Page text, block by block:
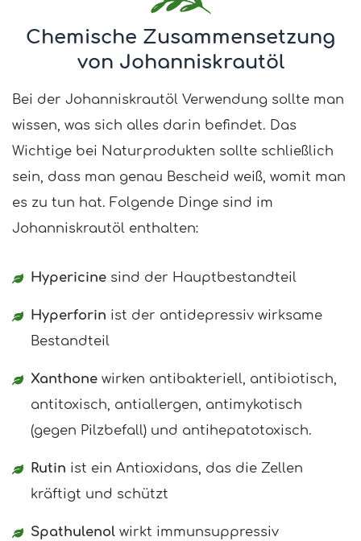
Chemische Zusammensetzung
von Johanniskrautöl
Bei der Johanniskrautöl Verwendung sollte man
wissen, was sich alles darin befindet. Das
Wichtige bei Naturprodukten sollte schließlich
sein, dass man genau Bescheid weiß, womit man
es zu tun hat. Folgende Dinge sind im
Johanniskrautöl enthalten:
Hypericinesind der Hauptbestandteil
Hyperforin ist der antidepressiv wirksame
Bestandteil
Xanthonewirken antibakteriell, antibiotisch,
antitoxisch, antiallergen, antimykotisch
(gegen Pilzbefall) und antihepatotoxisch.
Rutin ist ein Antioxidans, das die Zellen
kräftigt und schützt
Spathulenolwirkt immunsuppressiv